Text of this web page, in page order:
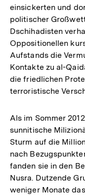
einsickerten und
politischer
Dschihadisten
Oppositionellen
Aufstands die
Kontakte zu al-
die friedlichen
terroristische
Als im Sommer
sunnitische
Sturm auf die
nach
fanden sie in den
Nusra. Dutzende
weniger Monate